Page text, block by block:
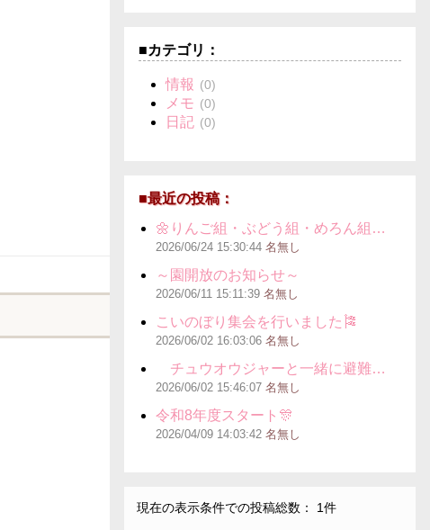
■カテゴリ：
情報 (0)
メモ (0)
日記 (0)
■最近の投稿：
🌼りんご組・ぶどう組・めろん組…
2026/06/24 15:30:44 名無し
～園開放のお知らせ～
2026/06/11 15:11:39 名無し
こいのぼり集会を行いました🎏
2026/06/02 16:03:06 名無し
チュウオウジャーと一緒に避難…
2026/06/02 15:46:07 名無し
令和8年度スタート🎊
2026/04/09 14:03:42 名無し
現在の表示条件での投稿総数： 1件